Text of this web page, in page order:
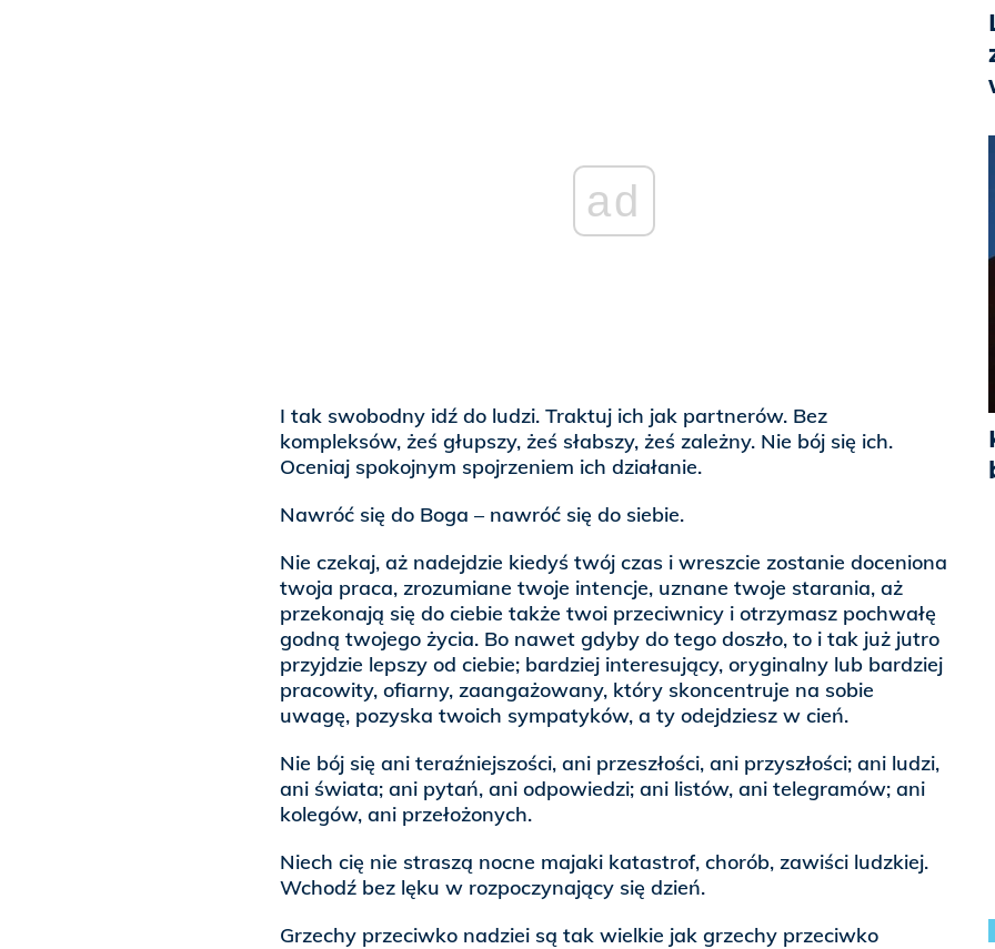
ad
I tak swobodny idź do ludzi. Traktuj ich jak partnerów. Bez
kompleksów, żeś głupszy, żeś słabszy, żeś zależny. Nie bój się ich.
Oceniaj spokojnym spojrzeniem ich działanie.
Nawróć się do Boga – nawróć się do siebie.
Nie czekaj, aż nadejdzie kiedyś twój czas i wreszcie zostanie doceniona
twoja praca, zrozumiane twoje intencje, uznane twoje starania, aż
przekonają się do ciebie także twoi przeciwnicy i otrzymasz pochwałę
godną twojego życia. Bo nawet gdyby do tego doszło, to i tak już jutro
przyjdzie lepszy od ciebie; bardziej interesujący, oryginalny lub bardziej
pracowity, ofiarny, zaangażowany, który skoncentruje na sobie
uwagę, pozyska twoich sympatyków, a ty odejdziesz w cień.
Nie bój się ani teraźniejszości, ani przeszłości, ani przyszłości; ani ludzi,
ani świata; ani pytań, ani odpowiedzi; ani listów, ani telegramów; ani
kolegów, ani przełożonych.
Niech cię nie straszą nocne majaki katastrof, chorób, zawiści ludzkiej.
Wchodź bez lęku w rozpoczynający się dzień.
Grzechy przeciwko nadziei są tak wielkie jak grzechy przeciwko